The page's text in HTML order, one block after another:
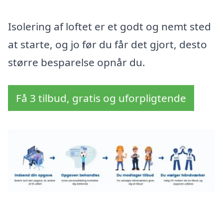
Isolering af loftet er et godt og nemt sted
at starte, og jo før du får det gjort, desto
større besparelse opnår du.
Få 3 tilbud, gratis og uforpligtende